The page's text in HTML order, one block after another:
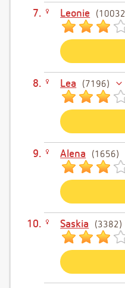
Leonie 10032
Lea 7196
Alena 1656
Saskia 3382